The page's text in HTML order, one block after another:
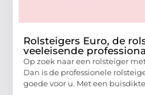
Rolsteigers Euro, de
veeleisende
Op zoek naar een rolsteiger
Dan is de professionele
goede voor u. Met een